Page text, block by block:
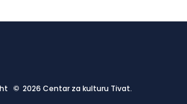
© 2026 Centar za kulturu Tivat.